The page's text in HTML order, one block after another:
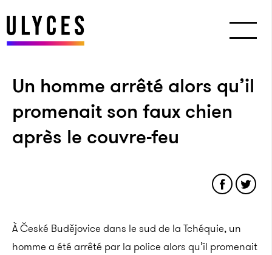
Un homme arrêté alors qu’il
promenait son faux chien
après le couvre-feu
À České Budějovice dans le sud de la Tchéquie, un
homme a été arrêté par la police alors qu’il promenait